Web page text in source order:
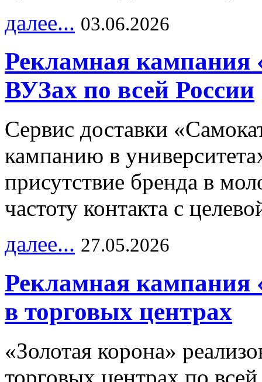
далее... 03.06.2026
Рекламная кампания
ВУЗах по всей России
Сервис доставки
кампанию в
присутствие бренда в
частоту контакта с
далее... 27.05.2026
Рекламная кампания
в торговых центрах
«Золотая корона»